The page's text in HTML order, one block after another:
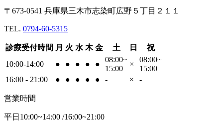
〒673-0541 兵庫県三木市志染町広野５丁目２１１
TEL. 0794-60-5315
診療受付時間 月 火 水 木 金 土 日
祝
10:00-14:00
● ● ● ● ●
08:00~
15:00
×
08:00~
15:00
16:00 - 21:00
● ● ● ● ● - × -
営業時間
平日10:00~14:00 /16:00~21:00